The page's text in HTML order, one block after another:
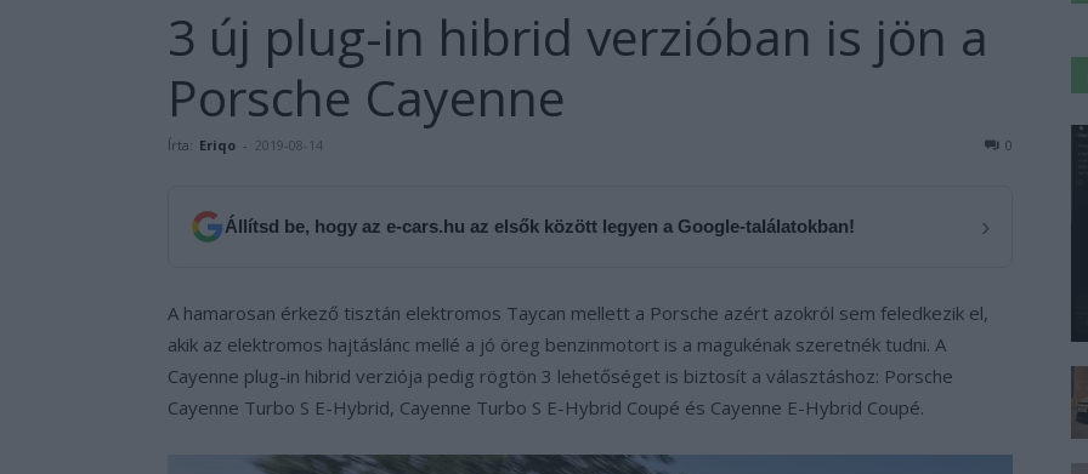
3 új plug-in hibrid verzióban is jön a
Porsche Cayenne
Írta: Eriqo - 2019-08-14 0
Állítsd be, hogy az e-cars.hu az elsők között legyen a Google-találatokban! ›
A hamarosan érkező tisztán elektromos Taycan mellett a Porsche azért azokról sem feledkezik el,
akik az elektromos hajtáslánc mellé a jó öreg benzinmotort is a magukénak szeretnék tudni. A
Cayenne plug-in hibrid verziója pedig rögtön 3 lehetőséget is biztosít a választáshoz: Porsche
Cayenne Turbo S E-Hybrid, Cayenne Turbo S E-Hybrid Coupé és Cayenne E-Hybrid Coupé.